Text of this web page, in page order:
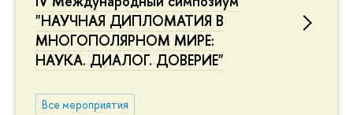
"НАУЧНАЯ ДИПЛОМАТИЯ В
МНОГОПОЛЯРНОМ МИРЕ:
НАУКА. ДИАЛОГ. ДОВЕРИЕ"
Все мероприятия